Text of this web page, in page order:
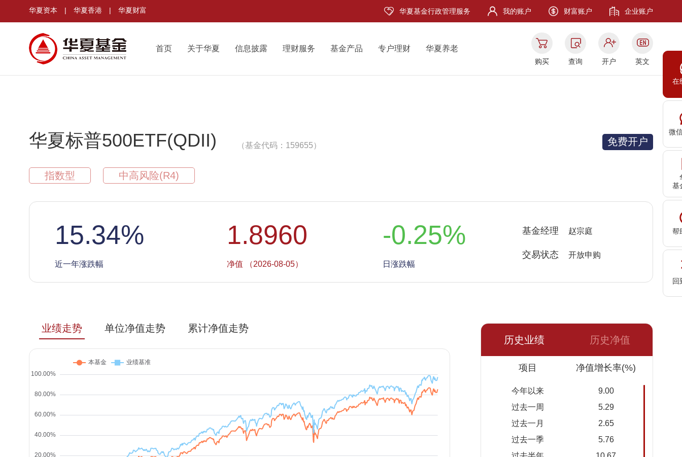
在
微
基
帮
回
华夏资本 | 华夏香港 | 华夏财富 华夏基金行政管理服务 我的账户 财富账户 企业账户
首页 关于华夏 信息披露 理财服务 基金产品 专户理财 华夏养老
购买 查询 开户 英文
华夏标普500ETF(QDII) （基金代码：159655）
指数型 中高风险(R4)
免费开户
15.34%
近一年涨跌幅
1.8960
净值 （2026-08-05）
-0.25%
日涨跌幅
基金经理 赵宗庭
交易状态 开放申购
业绩走势 单位净值走势
累计净值走势
历史业绩
历史净值
项目 净值增长率(%)
今年以来
9.00
过去一周
5.29
过去一月
2.65
过去一季
5.76
净值
累计净
2026-
1.8960
08-04